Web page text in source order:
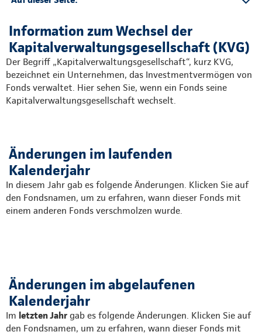
Vergangenes Jahr
Information zum Wechsel der
Kapitalverwaltungsgesellschaft (KVG)
Der Begriff „Kapitalverwaltungsgesellschaft“, kurz KVG,
bezeichnet ein Unternehmen, das Investmentvermögen von
Fonds verwaltet. Hier sehen Sie, wenn ein Fonds seine
Kapitalverwaltungsgesellschaft wechselt.
Änderungen im laufenden
Kalenderjahr
In diesem Jahr gab es folgende Änderungen. Klicken Sie auf
den Fondsnamen, um zu erfahren, wann dieser Fonds mit
einem anderen Fonds verschmolzen wurde.
Änderungen im abgelaufenen
Kalenderjahr
Im letzten Jahr gab es folgende Änderungen. Klicken Sie auf
den Fondsnamen, um zu erfahren, wann dieser Fonds mit